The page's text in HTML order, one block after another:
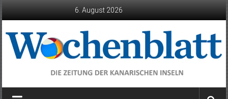
6. August 2026
Wochenblatt